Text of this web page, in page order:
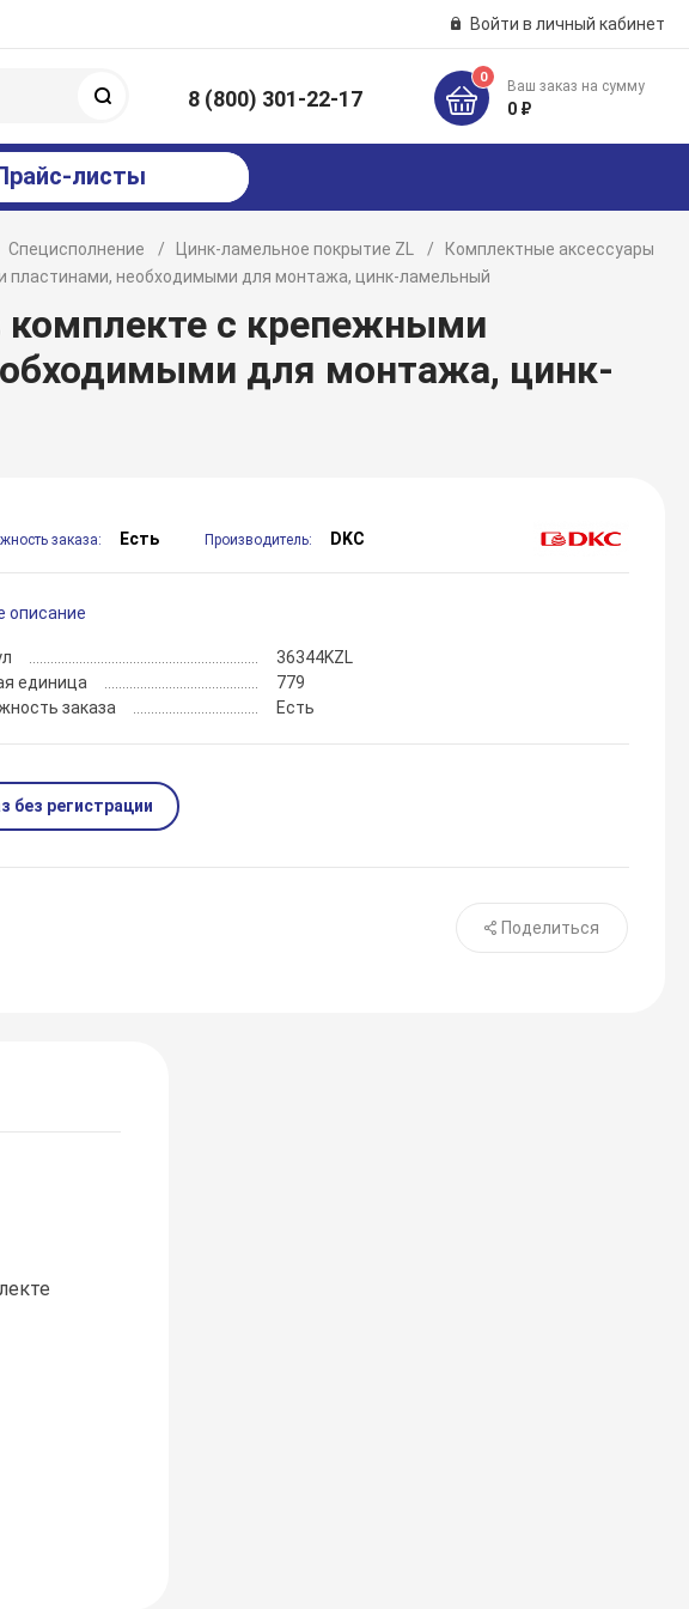
Войти в личный кабинет
8 (800) 301-22-17
0
Ваш заказ на сумму
0 ₽
листы
Специсполнение Цинк-ламельное покрытие ZL
Комплектные аксессуары
пластинами, необходимыми для монтажа, цинк-ламельный
комплекте с крепежными
для монтажа, цинк-
заказа: Есть Производитель: DKC
описание
36344KZL
единица
779
заказа
Есть
без регистрации
Поделиться